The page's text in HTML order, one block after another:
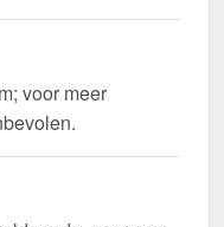
voor meer